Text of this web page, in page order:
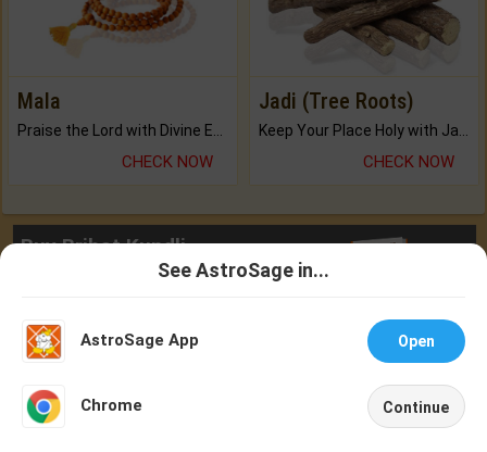
Mala
CHECK NOW
Jadi (Tree Roots)
CHECK NOW
Buy Brihat Kundli
See AstroSage in...
AstroSage App Open
Chrome Continue
Astrologer
Home Account